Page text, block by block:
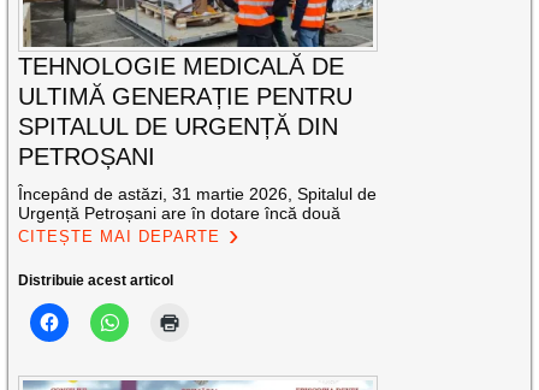
TEHNOLOGIE MEDICALĂ DE
ULTIMĂ GENERAȚIE PENTRU
SPITALUL DE URGENȚĂ DIN
PETROȘANI
Începând de astăzi, 31 martie 2026, Spitalul de
Urgență Petroșani are în dotare încă două
CITEȘTE MAI DEPARTE
Distribuie acest articol